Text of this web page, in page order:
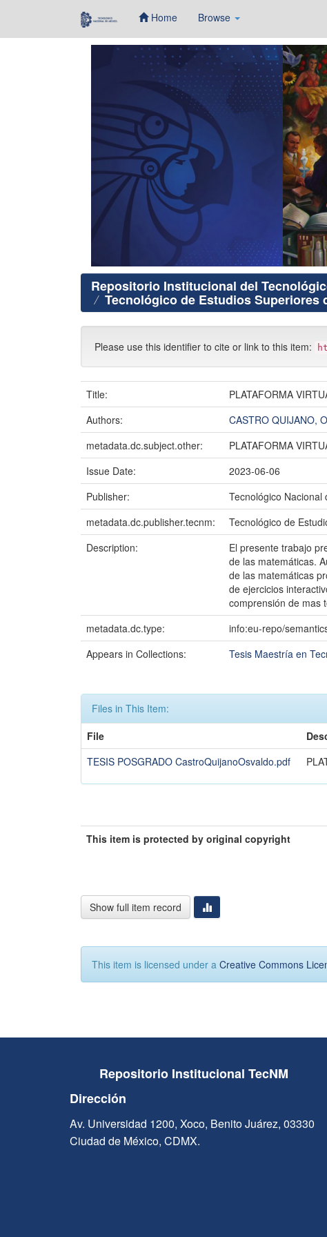
Home Browse
Repositorio Institucional del
Tecnológico de Estudios Superiores
Please use this identifier to cite or link to this item:
Title:
PLATAFORMA
Authors:
CASTRO QUIJANO,
metadata.dc.subject.other:
PLATAFORMA
Issue Date:
2023-06-06
Publisher:
Tecnológico Nacional
metadata.dc.publisher.tecnm:
Tecnológico de
Description:
El presente trabajo
de las matemáticas.
de las matemáticas
de ejercicios
comprensión de mas
metadata.dc.type:
info:eu-repo/
Appears in Collections:
Tesis Maestría en
Files in This Item:
File
TESIS POSGRADO CastroQuijanoOsvaldo.pdf
This item is protected by original copyright
Show full item record
This item is licensed under a Creative Commons
Repositorio Institucional TecNM
Dirección
Av. Universidad 1200, Xoco, Benito Juárez, 03330
Ciudad de México, CDMX.